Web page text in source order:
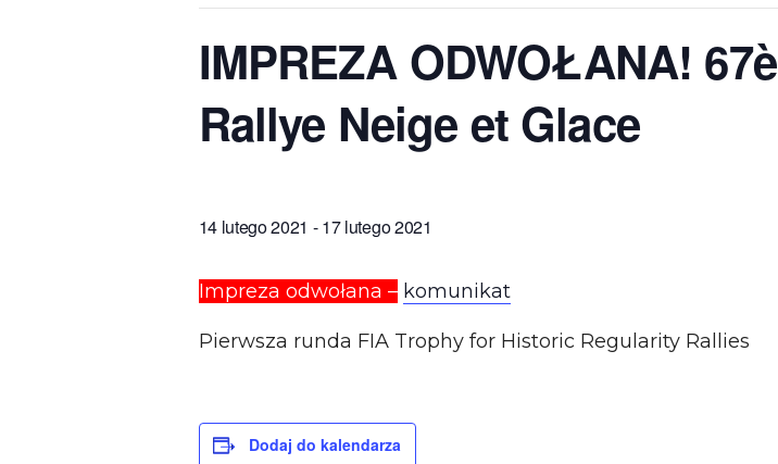
IMPREZA ODWOŁANA! 67è
Rallye Neige et Glace
14 lutego 2021 -17 lutego 2021
Impreza odwołana – komunikat
Pierwsza runda FIA Trophy for Historic Regularity Rallies
Dodaj do kalendarza